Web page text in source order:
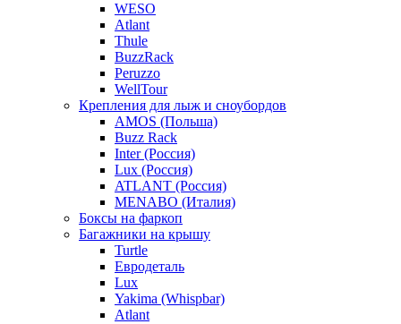
WESO
Atlant
Thule
BuzzRack
Peruzzo
WellTour
Крепления для лыж и сноубордов
AMOS (Польша)
Buzz Rack
Inter (Россия)
Lux (Россия)
ATLANT (Россия)
MENABO (Италия)
Боксы на фаркоп
Багажники на крышу
Turtle
Евродеталь
Lux
Yakima (Whispbar)
Atlant